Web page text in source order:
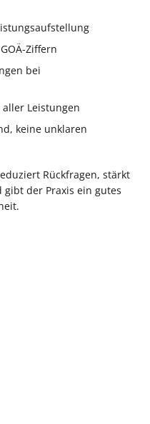
Ziffern
bei
Leistungen
keine unklaren
Rückfragen, stärkt
der Praxis ein gutes